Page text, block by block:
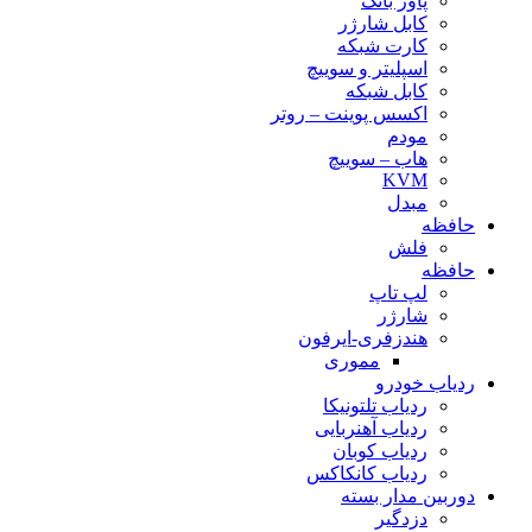
کابل شارژر
کارت شبکه
اسپلیتر و سوییچ
کابل شبکه
اکسس پوینت – روتر
مودم
هاب – سوییچ
KVM
مبدل
حافظه
فلش
حافظه
لپ تاپ
شارژر
هندزفری-ایرفون
مموری
ردیاب خودرو
ردیاب تلتونیکا
ردیاب آهنربایی
ردیاب کوبان
ردیاب کانکاکس
دوربین مدار بسته
دزدگیر